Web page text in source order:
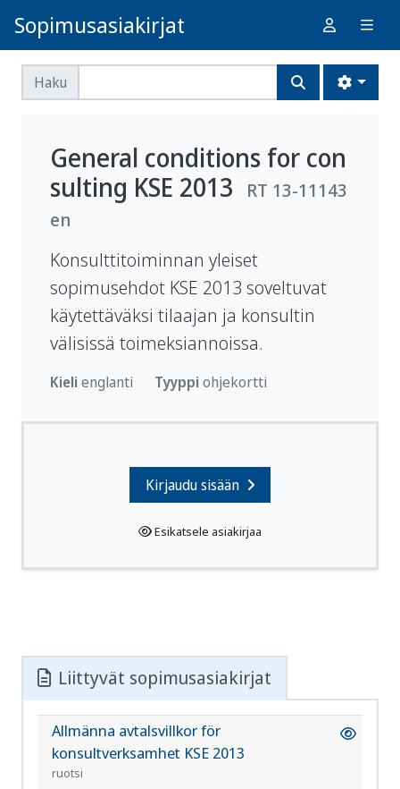
Sopimusasiakirjat
Haku
General conditions for con
sulting KSE 2013
RT 13-11143
en
Konsulttitoiminnan yleiset
sopimusehdot KSE 2013 soveltuvat
käytettäväksi tilaajan ja konsultin
välisissä toimeksiannoissa.
Kieli englanti Tyyppi ohje­kortti
Kirjaudu sisään
Esikatsele asiakirjaa
Liittyvät sopimusasiakirjat
Allmänna avtalsvillkor för
konsultverksamhet KSE 2013
ruotsi